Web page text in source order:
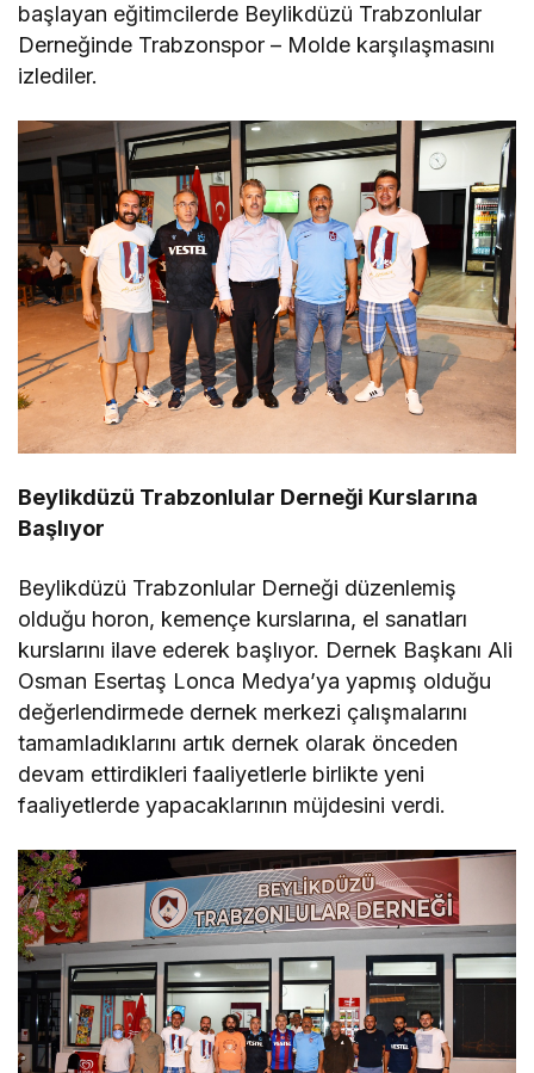
başlayan eğitimcilerde Beylikdüzü Trabzonlular
Derneğinde Trabzonspor – Molde karşılaşmasını
izlediler.
Beylikdüzü Trabzonlular Derneği Kurslarına
Başlıyor
Beylikdüzü Trabzonlular Derneği düzenlemiş
olduğu horon, kemençe kurslarına, el sanatları
kurslarını ilave ederek başlıyor. Dernek Başkanı Ali
Osman Esertaş Lonca Medya’ya yapmış olduğu
değerlendirmede dernek merkezi çalışmalarını
tamamladıklarını artık dernek olarak önceden
devam ettirdikleri faaliyetlerle birlikte yeni
faaliyetlerde yapacaklarının müjdesini verdi.